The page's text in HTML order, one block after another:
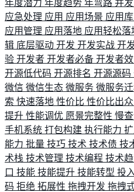
年度潜力 年度趋势 年弯路 并发
应急处理 应用 应用场景 应用库
应用管理 应用落地 应用轻松落
辑 底层驱动 开发 开发实战 开
验 开发者 开发者必备 开发者
开源低代码 开源排名 开源源码
微信 微信生态 微服务 微服务
索 快速落地 性价比 性价比出众
提升 性能调优 愿景完整性 慢
手机系统 打包构建 执行能力
能力 批量 技巧 技术 技术债 技
术栈 技术管理 技术编程 技术
口 技能 技能提升 技能转型 投
码 拒绝 拓展性 拖拽开发 拖拽